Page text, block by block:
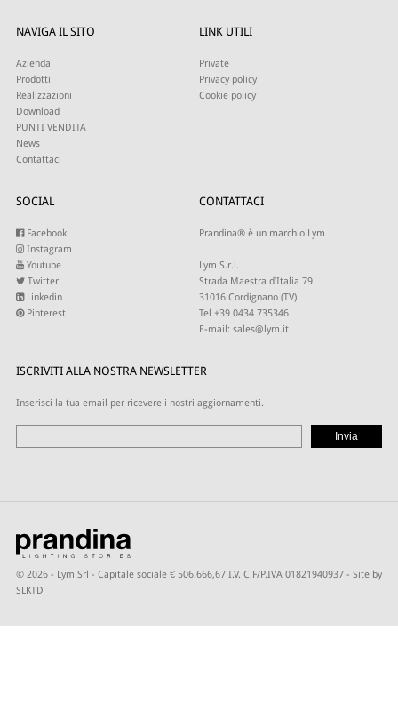
NAVIGA IL SITO
Azienda
Prodotti
Realizzazioni
Download
PUNTI VENDITA
News
Contattaci
LINK UTILI
Private
Privacy policy
Cookie policy
SOCIAL
Facebook
Instagram
Youtube
Twitter
Linkedin
Pinterest
CONTATTACI
Prandina® è un marchio Lym
Lym S.r.l.
Strada Maestra d’Italia 79
31016 Cordignano (TV)
Tel +39 0434 735346
E-mail: sales@lym.it
ISCRIVITI ALLA NOSTRA NEWSLETTER
Inserisci la tua email per ricevere i nostri aggiornamenti.
© 2026 - Lym Srl - Capitale sociale € 506.666,67 I.V. C.F/P.IVA 01821940937 - Site by
SLKTD